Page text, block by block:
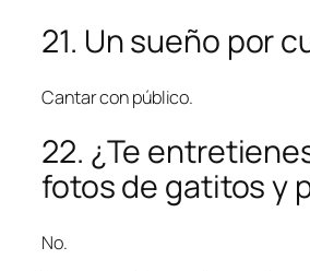
21. Un sueño por
Cantar con público.
22. ¿Te
fotos de gatitos y
No.